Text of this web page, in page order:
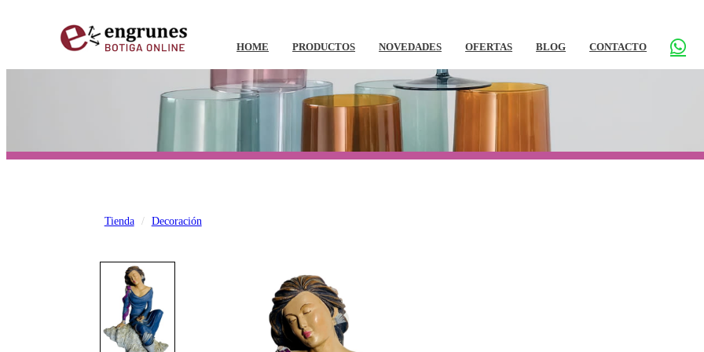
HOME PRODUCTOS NOVEDADES OFERTAS BLOG CONTACTO
Tienda Decoración